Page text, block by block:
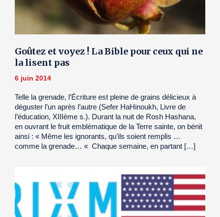
Goûtez et voyez ! La Bible pour ceux qui ne
la lisent pas
6 juin 2014
Telle la grenade, l’Écriture est pleine de grains délicieux à
déguster l’un après l’autre (Sefer HaHinoukh, Livre de
l’éducation, XIIIème s.). Durant la nuit de Rosh Hashana,
en ouvrant le fruit emblématique de la Terre sainte, on bénit
ainsi : « Même les ignorants, qu’ils soient remplis …
comme la grenade… « Chaque semaine, en partant […]